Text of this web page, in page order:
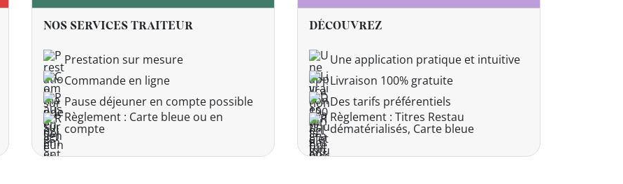
NOS SERVICES TRAITEUR
Prestation sur mesure
Commande en ligne
Pause déjeuner en compte possible
Règlement : Carte bleue ou en
compte
DÉCOUVREZ
Une application pratique et intuitive
Livraison 100% gratuite
Des tarifs préférentiels
Règlement : Titres Restau
dématérialisés, Carte bleue